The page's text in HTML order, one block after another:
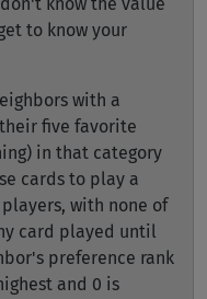
to know your
with a
five favorite
in that category
cards to play a
with none of
card played until
preference rank
and 0 is